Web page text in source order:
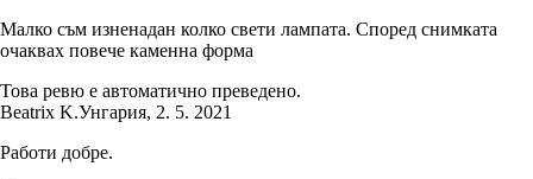
Малко съм изненадан колко свети лампата. Според снимката
очаквах повече каменна форма
Това ревю е автоматично преведено.
Beatrix K.Унгария, 2. 5. 2021
Работи добре.